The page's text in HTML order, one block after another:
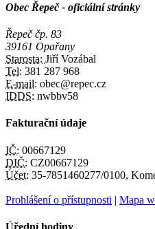
Obec Řepeč - oficiální stránky
Řepeč čp. 83
39161 Opařany
Starosta: Jiří Vozábal
Tel: 381 287 968
E-mail: obec@repec.cz
IDDS: nwbbv58
Fakturační údaje
IČ: 00667129
DIČ: CZ00667129
Účet: 35-7851460277/0100,
Prohlášení o přístupnosti | Mapa
Úřední hodiny